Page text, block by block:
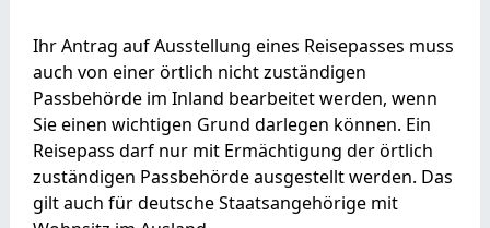
Ihr Antrag auf Ausstellung eines Reisepasses muss
auch von einer örtlich nicht zuständigen
Passbehörde im Inland bearbeitet werden, wenn
Sie einen wichtigen Grund darlegen können. Ein
Reisepass darf nur mit Ermächtigung der örtlich
zuständigen Passbehörde ausgestellt werden. Das
gilt auch für deutsche Staatsangehörige mit